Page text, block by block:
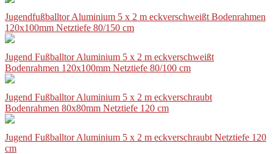
Jugendfußballtor Aluminium 5 x 2 m eckverschweißt Bodenrahmen
120x100mm Netztiefe 80/150 cm
Jugend Fußballtor Aluminium 5 x 2 m eckverschweißt
Bodenrahmen 120x100mm Netztiefe 80/100 cm
Jugend Fußballtor Aluminium 5 x 2 m eckverschraubt
Bodenrahmen 80x80mm Netztiefe 120 cm
Jugend Fußballtor Aluminium 5 x 2 m eckverschraubt Netztiefe 120
cm